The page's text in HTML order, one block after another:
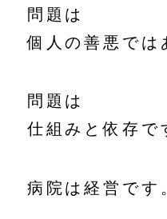
問題は
個人の善悪では
問題は
仕組みと依存で
病院は経営です